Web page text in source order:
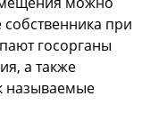
собственника при
госорганы
а также
называемые